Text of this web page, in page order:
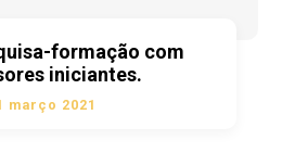
formação com
iniciantes.
março 2021